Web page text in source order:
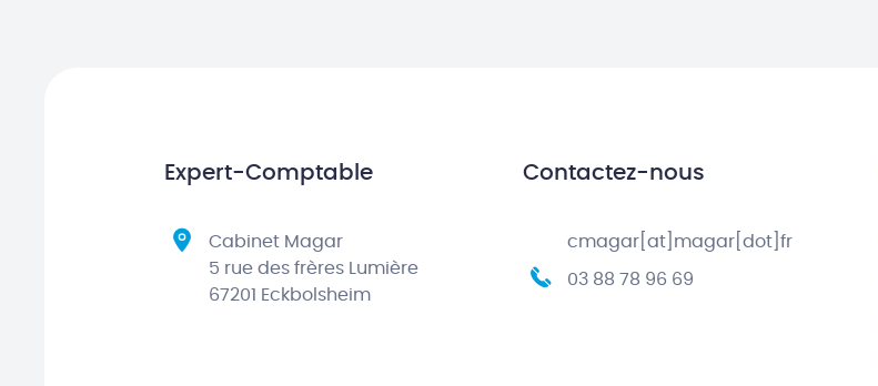
Expert-Comptable
Cabinet Magar
5 rue des frères Lumière
67201 Eckbolsheim
Contactez-nous
cmagar[at]magar[dot]fr
03 88 78 96 69